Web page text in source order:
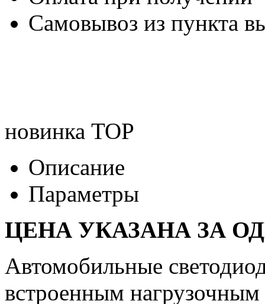
Самовывоз из пункта
новинка TOP
Описание
Параметры
ЦЕНА УКАЗАНА ЗА
Автомобильные
встроенным